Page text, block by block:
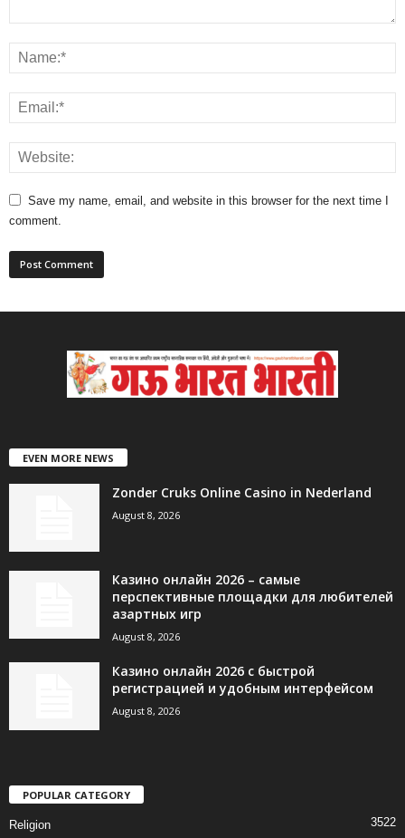
Save my name, email, and website in this browser for the next time I
comment.
EVEN MORE NEWS
Zonder Cruks Online Casino in Nederland
August 8, 2026
Казино онлайн 2026 – самые
перспективные площадки для любителей
азартных игр
August 8, 2026
Казино онлайн 2026 с быстрой
регистрацией и удобным интерфейсом
August 8, 2026
POPULAR CATEGORY
Religion 3522